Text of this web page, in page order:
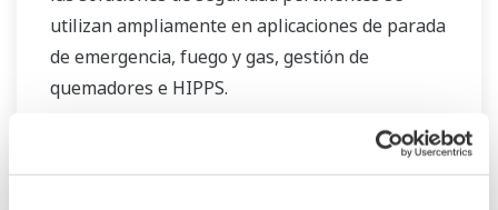
utilizan ampliamente en aplicaciones de parada
de emergencia, fuego y gas, gestión de
quemadores e HIPPS.
SIS (hasta SIL 3) ProSafe-RS